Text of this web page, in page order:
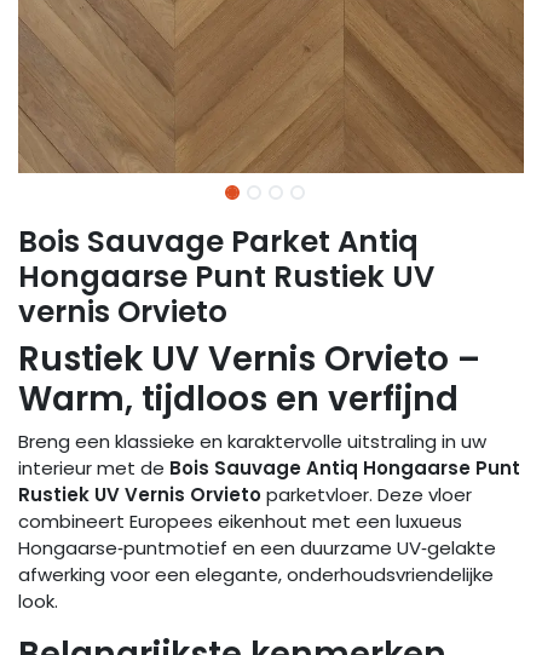
Bois Sauvage Parket Antiq
Hongaarse Punt Rustiek UV
vernis Orvieto
Rustiek UV Vernis Orvieto –
Warm, tijdloos en verfijnd
Breng een klassieke en karaktervolle uitstraling in uw
interieur met de Bois Sauvage Antiq Hongaarse Punt
Rustiek UV Vernis Orvietoparketvloer. Deze vloer
combineert Europees eikenhout met een luxueus
Hongaarse‑puntmotief en een duurzame UV‑gelakte
afwerking voor een elegante, onderhoudsvriendelijke
look.